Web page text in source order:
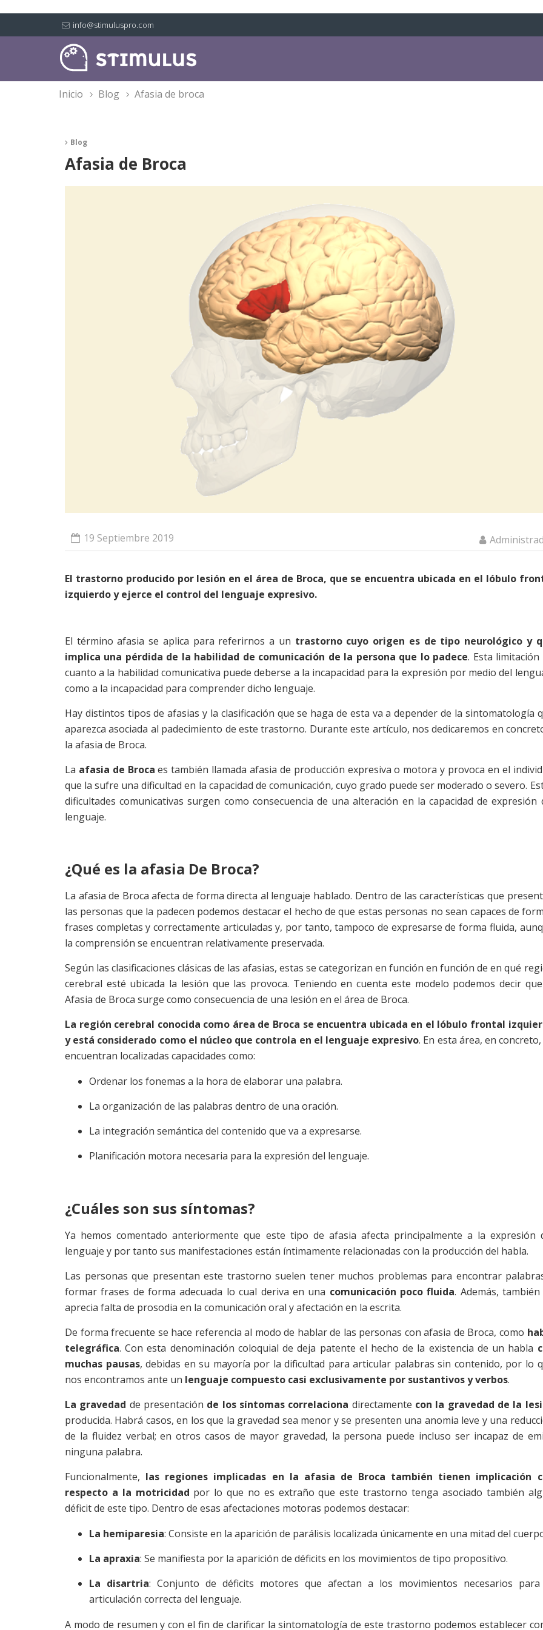
info@stimuluspro.com
inicio blog afasia de broca
Afasia de Broca
19 Septiembre 2019
El trastorno producido por lesión en el área de Broca, que se encuentra ubicada en el lóbulo
izquierdo y ejerce el control del lenguaje expresivo.
El término afasia se aplica para referirnos a un trastorno cuyo origen es de tipo neurológico y
implica una pérdida de la habilidad de comunicación de la persona que lo padece. Esta limitación
cuanto a la habilidad comunicativa puede deberse a la incapacidad para la expresión por medio del
como a la incapacidad para comprender dicho lenguaje.
Hay distintos tipos de afasias y la clasificación que se haga de esta va a depender de la sintomatología
aparezca asociada al padecimiento de este trastorno. Durante este artículo, nos dedicaremos en
la afasia de Broca.
La afasia de Broca es también llamada afasia de producción expresiva o motora y provoca en el
que la sufre una dificultad en la capacidad de comunicación, cuyo grado puede ser moderado o severo.
dificultades comunicativas surgen como consecuencia de una alteración en la capacidad de expresión
lenguaje.
¿Qué es la afasia De Broca?
La afasia de Broca afecta de forma directa al lenguaje hablado. Dentro de las características que
las personas que la padecen podemos destacar el hecho de que estas personas no sean capaces de
frases completas y correctamente articuladas y, por tanto, tampoco de expresarse de forma fluida,
la comprensión se encuentran relativamente preservada.
Según las clasificaciones clásicas de las afasias, estas se categorizan en función en función de en qué
cerebral esté ubicada la lesión que las provoca. Teniendo en cuenta este modelo podemos decir
Afasia de Broca surge como consecuencia de una lesión en el área de Broca.
La región cerebral conocida como área de Broca se encuentra ubicada en el lóbulo frontal
y está considerado como el núcleo que controla en el lenguaje expresivo. En esta área, en
encuentran localizadas capacidades como:
Ordenar los fonemas a la hora de elaborar una palabra.
La organización de las palabras dentro de una oración.
La integración semántica del contenido que va a expresarse.
Planificación motora necesaria para la expresión del lenguaje.
¿Cuáles son sus síntomas?
Ya hemos comentado anteriormente que este tipo de afasia afecta principalmente a la expresión
lenguaje y por tanto sus manifestaciones están íntimamente relacionadas con la producción del habla.
Las personas que presentan este trastorno suelen tener muchos problemas para encontrar
formar frases de forma adecuada lo cual deriva en una comunicación poco fluida. Además, también
aprecia falta de prosodia en la comunicación oral y afectación en la escrita.
De forma frecuente se hace referencia al modo de hablar de las personas con afasia de Broca, como
telegráfica. Con esta denominación coloquial de deja patente el hecho de la existencia de un habla
muchas pausas, debidas en su mayoría por la dificultad para articular palabras sin contenido, por lo
nos encontramos ante un lenguaje compuesto casi exclusivamente por sustantivos y verbos.
La gravedad de presentación de los síntomas correlaciona directamente con la gravedad de la
producida. Habrá casos, en los que la gravedad sea menor y se presenten una anomia leve y una
de la fluidez verbal; en otros casos de mayor gravedad, la persona puede incluso ser incapaz de
ninguna palabra.
Funcionalmente, las regiones implicadas en la afasia de Broca también tienen implicación
respecto a la motricidad por lo que no es extraño que este trastorno tenga asociado también
déficit de este tipo. Dentro de esas afectaciones motoras podemos destacar:
La hemiparesia: Consiste en la aparición de parálisis localizada únicamente en una mitad del
La apraxia: Se manifiesta por la aparición de déficits en los movimientos de tipo propositivo.
La disartria: Conjunto de déficits motores que afectan a los movimientos necesarios
articulación correcta del lenguaje.
A modo de resumen y con el fin de clarificar la sintomatología de este trastorno podemos establecer
Blog